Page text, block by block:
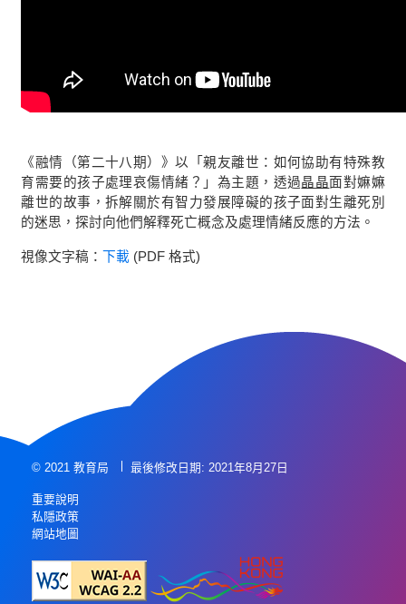
《融情（第二十八期）》以「親友離世：如何協助有特殊教
育需要的孩子處理哀傷情緒？」為主題，透過晶晶面對嫲嫲
離世的故事，拆解關於有智力發展障礙的孩子面對生離死別
的迷思，探討向他們解釋死亡概念及處理情緒反應的方法。
視像文字稿： 下載 (PDF 格式)
© 2021 教育局 最後修改日期: 2021年8月27日
重要說明
私隱政策
網站地圖